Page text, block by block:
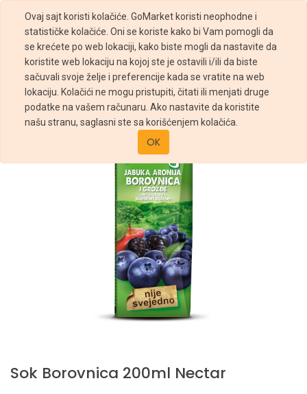
Ovaj sajt koristi kolačiće. GoMarket koristi neophodne i
statističke kolačiće. Oni se koriste kako bi Vam pomogli da
se krećete po web lokaciji, kako biste mogli da nastavite da
koristite web lokaciju na kojoj ste je ostavili i/ili da biste
sačuvali svoje želje i preferencije kada se vratite na web
lokaciju. Kolačići ne mogu pristupiti, čitati ili menjati druge
podatke na vašem računaru. Ako nastavite da koristite
našu stranu, saglasni ste sa korišćenjem kolačića.
OK
Prodavnica Sok Borovnica 200ml Nectar
Sok Borovnica 200ml Nectar